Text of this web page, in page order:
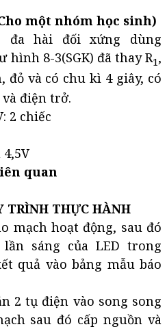
một nhóm học sinh)
đa hài đối xứng dùng
8-3(SGK) đã thay R1,
đỏ và có chu kì 4 giây, có
điện trở.
2 chiếc
quan
TRÌNH THỰC HÀNH
mạch hoạt động, sau đó
sáng của LED trong
quả vào bảng mẫu báo
2 tụ điện vào song song
sau đó cấp nguồn và